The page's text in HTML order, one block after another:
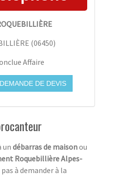
(06450)
Affaire
DE DEVIS
un débarras de maisonou
Roquebillière Alpes-
à demander à la